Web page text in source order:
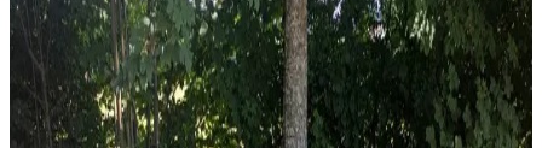
News
28. Juli 2026
F-Jugend holt Platz 2 beim Turnier in Wall